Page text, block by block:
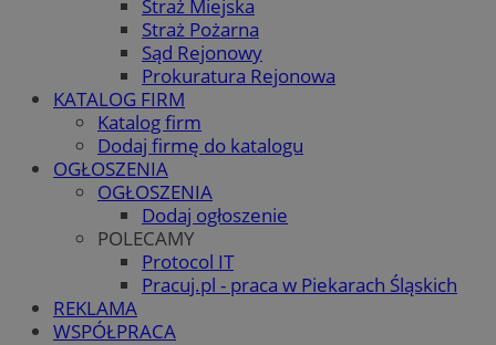
Straż Miejska
Straż Pożarna
Sąd Rejonowy
Prokuratura Rejonowa
KATALOG FIRM
Katalog firm
Dodaj firmę do katalogu
OGŁOSZENIA
OGŁOSZENIA
Dodaj ogłoszenie
POLECAMY
Protocol IT
Pracuj.pl - praca w Piekarach Śląskich
REKLAMA
WSPÓŁPRACA